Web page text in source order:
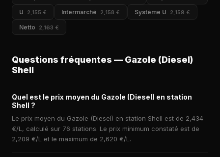
U 2,155 € Intermarché 2,158 € Système U 2,159 €
Netto 2,163 €
Questions fréquentes — Gazole (Diesel)
Shell
Quel est le prix moyen du Gazole (Diesel) en station
Shell ?
Le prix moyen du Gazole (Diesel) en station Shell est de 2,434
€/L, calculé sur 76 stations. Le prix minimum constaté est de
2,209 €/L et le maximum de 2,620 €/L.